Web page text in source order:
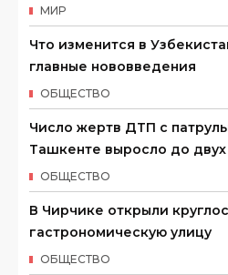
МИР
Что изменится в
главные нововведения
ОБЩЕСТВО
Число жертв ДТП с
Ташкенте выросло до двух
ОБЩЕСТВО
В Чирчике открыли
гастрономическую улицу
ОБЩЕСТВО